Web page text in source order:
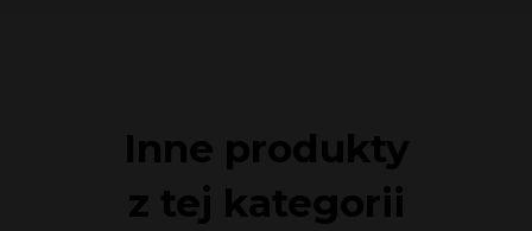
Inne produkty
z tej kategorii